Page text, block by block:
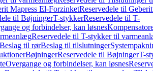
Mapress El-ForzinketReservedele til
til BøjningerT-stykkerReservedele til T-
og forbindelser, kan løsnes
Reservedele til T-stykker til
Beslag til rørBeslag til tilslutninger
BøjningerReservedele til BøjningerT-
Overgange og forbindelser, kan løsnes